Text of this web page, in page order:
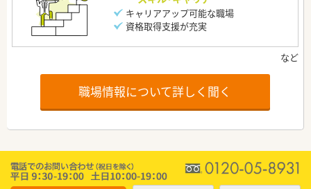
キャリアアップ可能な職場
資格取得支援が充実
職場情報について詳しく聞く